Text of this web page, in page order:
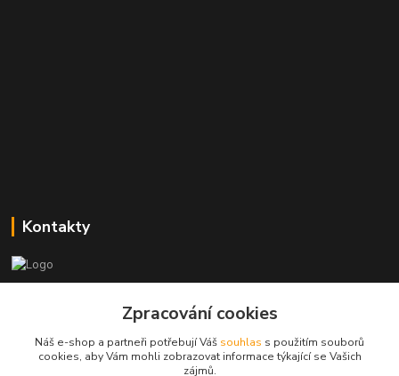
Kontakty
+420773237626
popisekhk@gmail.com
Zpracování cookies
Náš e-shop a partneři potřebují Váš souhlas s použitím souborů
cookies, aby Vám mohli zobrazovat informace týkající se Vašich
zájmů.